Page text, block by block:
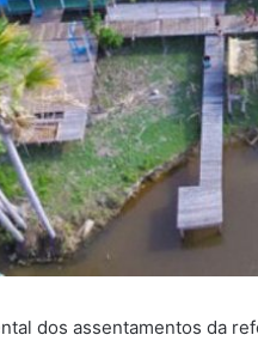
dos assentamentos da